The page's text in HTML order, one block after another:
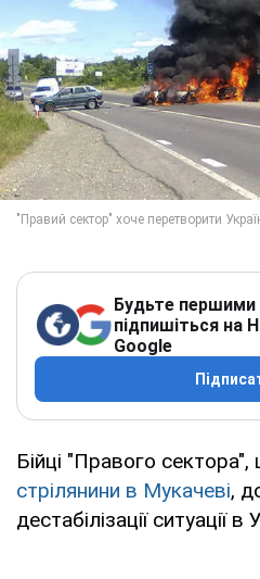
Будьте першими
підпишіться на
Google
Бійці "Правого
стрілянини в Мукачеві,
дестабілізації ситуації в